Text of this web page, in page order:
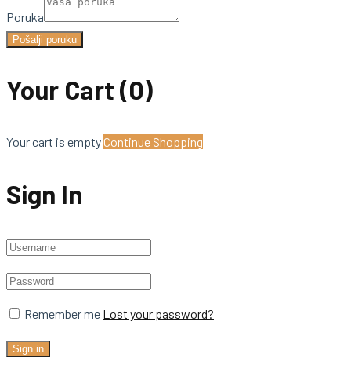
Poruka
Pošalji poruku
Your Cart (0)
Your cart is emptyContinue Shopping
Sign In
Remember me Lost your password?
Sign in